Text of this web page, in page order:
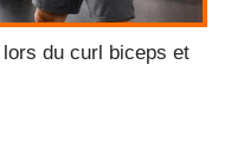
du curl biceps et